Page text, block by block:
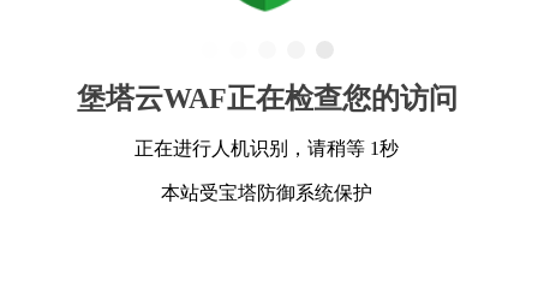
堡塔云WAF正在检查您的访问
正在进行人机识别，请稍等 1秒
本站受宝塔防御系统保护